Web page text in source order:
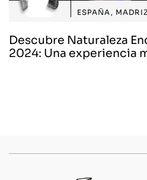
ESPAÑA ,
Descubre Naturaleza
2024: Una experiencia